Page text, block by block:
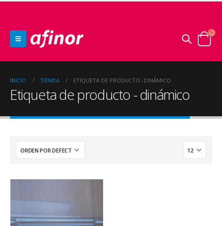
INICIO TIENDA ETIQUETA DE PRODUCTO -DINÁMICO
Etiqueta de producto - dinámico